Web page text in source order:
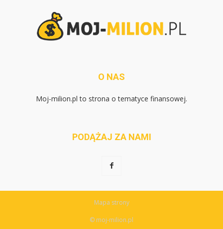
O NAS
Moj-milion.pl to strona o tematyce finansowej.
PODĄŻAJ ZA NAMI
Mapa strony
© moj-milion.pl